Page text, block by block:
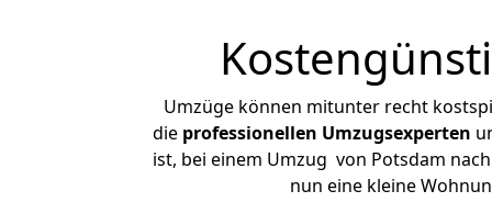
Umzüge können mitunter recht
die professionellen Umzugsexperten
ist, bei einem Umzug von Potsdam
nun eine kleine